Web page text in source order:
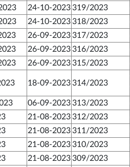
24-10-2023319/2023
24-10-2023318/2023
26-09-2023317/2023
26-09-2023316/2023
26-09-2023315/2023
18-09-2023314/2023
06-09-2023313/2023
21-08-2023312/2023
21-08-2023311/2023
21-08-2023310/2023
21-08-2023309/2023